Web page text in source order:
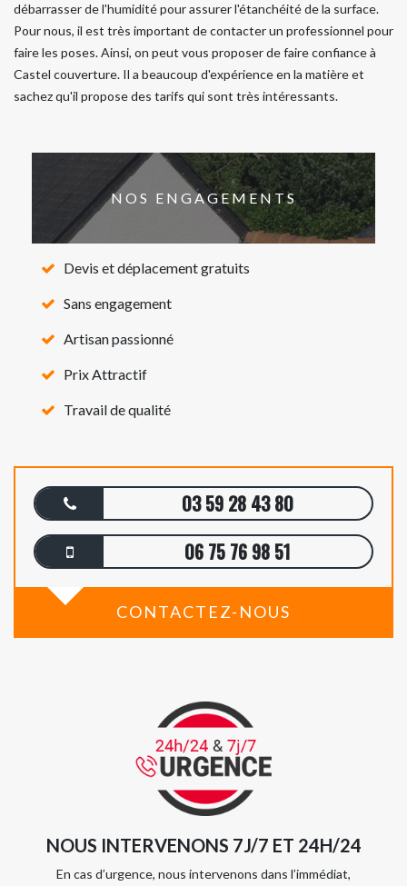
débarrasser de l'humidité pour assurer l'étanchéité de la surface.
Pour nous, il est très important de contacter un professionnel pour
faire les poses. Ainsi, on peut vous proposer de faire confiance à
Castel couverture. Il a beaucoup d'expérience en la matière et
sachez qu'il propose des tarifs qui sont très intéressants.
NOS ENGAGEMENTS
Devis et déplacement gratuits
Sans engagement
Artisan passionné
Prix Attractif
Travail de qualité
03 59 28 43 80
06 75 76 98 51
CONTACTEZ-NOUS
NOUS INTERVENONS 7J/7 ET 24H/24
En cas d’urgence, nous intervenons dans l’immédiat,